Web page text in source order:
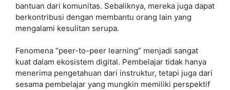
bantuan dari komunitas. Sebaliknya, mereka juga dapat
berkontribusi dengan membantu orang lain yang
mengalami kesulitan serupa.
Fenomena “peer-to-peer learning” menjadi sangat
kuat dalam ekosistem digital. Pembelajar tidak hanya
menerima pengetahuan dari instruktur, tetapi juga dari
sesama pembelajar yang mungkin memiliki perspektif